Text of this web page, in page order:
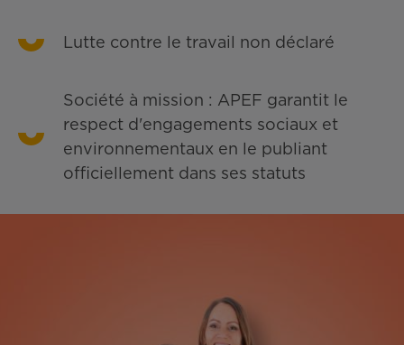
Lutte contre le travail non déclaré
Société à mission : APEF garantit le
respect d'engagements sociaux et
environnementaux en le publiant
officiellement dans ses statuts